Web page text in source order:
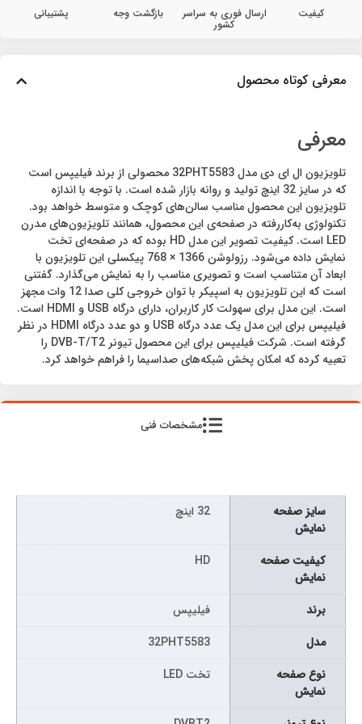
کیفیت ارسال فوری به سراسر
کشور
بازگشت وجه پشتیبانی
معرفی کوتاه محصول
معرفی
تلویزیون ال ای دی مدل 32PHT5583 محصولی از برند فیلیپس است
که در سایز 32 اینچ تولید و روانه بازار شده است. با توجه با اندازه
تلویزیون این محصول مناسب سالن‌های کوچک و متوسط خواهد بود.
تکنولوژی به‌کاررفته در صفحه‌ی این محصول، همانند تلویزیون‌های مدرن
LED است. کیفیت تصویر این مدل HD بوده که در صفحه‌ای تخت
نمایش داده می‌شود. رزولوشن 1366 × 768 پیکسلی این تلویزیون با
ابعاد آن متناسب است و تصویری مناسب را به نمایش می‌گذارد. گفتنی
است که این تلویزیون به اسپیکر با توان خروجی کلی صدا 12 وات مجهز
است. این مدل برای سهولت کار کاربران، دارای درگاه USB و HDMI است.
فیلیپس برای این مدل یک عدد درگاه USB و دو عدد درگاه HDMI در نظر
گرفته است. شرکت فیلیپس برای این محصول تیونر DVB-T/T2 را
تعبیه کرده که امکان پخش شبکه‌های صداسیما را فراهم خواهد کرد.
مشخصات فنی
سايز صفحه
نمايش
32 اینچ
كيفيت صفحه
نمايش
HD
برند
فیلیپس
مدل
32PHT5583
نوع صفحه
نمايش
تخت LED